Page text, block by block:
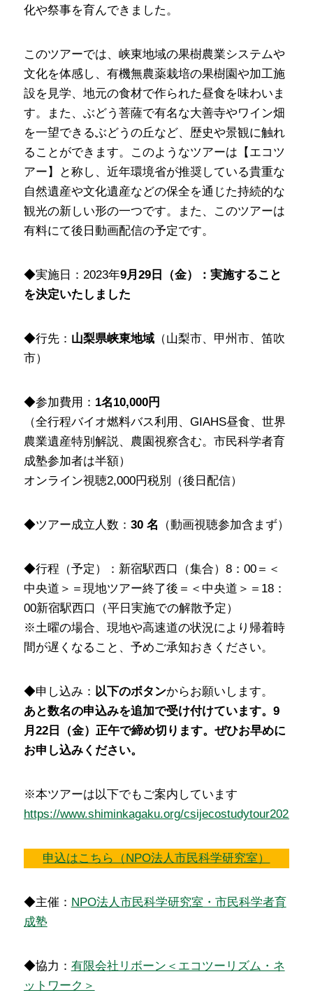
化や祭事を育んできました。
このツアーでは、峡東地域の果樹農業システムや
文化を体感し、有機無農薬栽培の果樹園や加工施
設を見学、地元の食材で作られた昼食を味わいま
す。また、ぶどう菩薩で有名な大善寺やワイン畑
を一望できるぶどうの丘など、歴史や景観に触れ
ることができます。このようなツアーは【エコツ
アー】と称し、近年環境省が推奨している貴重な
自然遺産や文化遺産などの保全を通じた持続的な
観光の新しい形の一つです。また、このツアーは
有料にて後日動画配信の予定です。
◆実施日：2023年9月29日（金）：実施すること
を決定いたしました
◆行先： 山梨県峡東地域（山梨市、甲州市、笛吹
市）
◆参加費用： 1名10,000円
（全行程バイオ燃料バス利用、GIAHS昼食、世界
農業遺産特別解説、農園視察含む。市民科学者育
成塾参加者は半額）
オンライン視聴2,000円税別（後日配信）
◆ツアー成立人数： 30 名 （動画視聴参加含まず）
◆行程（予定）：新宿駅西口（集合）8：00＝＜
中央道＞＝現地ツアー終了後＝＜中央道＞＝18：
00新宿駅西口（平日実施での解散予定）
※土曜の場合、現地や高速道の状況により帰着時
間が遅くなること、予めご承知おきください。
◆申し込み： 以下のボタンからお願いします。
あと数名の申込みを追加で受け付けています。9
月22日（金）正午で締め切ります。ぜひお早めに
お申し込みください。
※本ツアーは以下でもご案内しています
https://www.shiminkagaku.org/csijecostudytour202309/
申込はこちら（NPO法人市民科学研究室）
◆主催： NPO法人市民科学研究室・市民科学者育
成塾
◆協力： 有限会社リボーン＜エコツーリズム・ネ
ットワーク＞